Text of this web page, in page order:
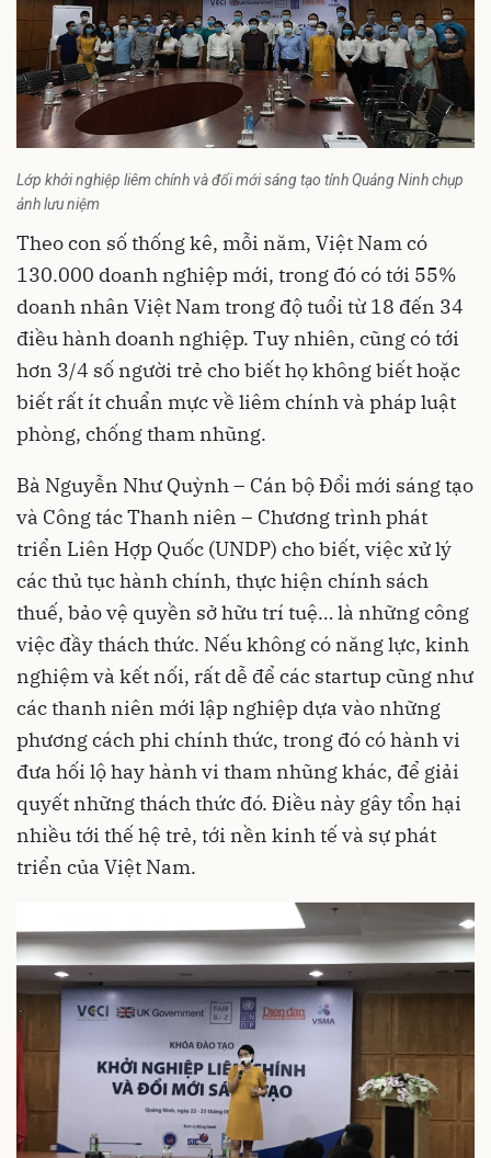
Lớp khởi nghiệp liêm chính và đổi mới sáng tạo tỉnh Quảng Ninh chụp
ảnh lưu niệm
Theo con số thống kê, mỗi năm, Việt Nam có
130.000 doanh nghiệp mới, trong đó có tới 55%
doanh nhân Việt Nam trong độ tuổi từ 18 đến 34
điều hành doanh nghiệp. Tuy nhiên, cũng có tới
hơn 3/4 số người trẻ cho biết họ không biết hoặc
biết rất ít chuẩn mực về liêm chính và pháp luật
phòng, chống tham nhũng.
Bà Nguyễn Như Quỳnh – Cán bộ Đổi mới sáng tạo
và Công tác Thanh niên – Chương trình phát
triển Liên Hợp Quốc (UNDP) cho biết, việc xử lý
các thủ tục hành chính, thực hiện chính sách
thuế, bảo vệ quyền sở hữu trí tuệ… là những công
việc đầy thách thức. Nếu không có năng lực, kinh
nghiệm và kết nối, rất dễ để các startup cũng như
các thanh niên mới lập nghiệp dựa vào những
phương cách phi chính thức, trong đó có hành vi
đưa hối lộ hay hành vi tham nhũng khác, để giải
quyết những thách thức đó. Điều này gây tổn hại
nhiều tới thế hệ trẻ, tới nền kinh tế và sự phát
triển của Việt Nam.